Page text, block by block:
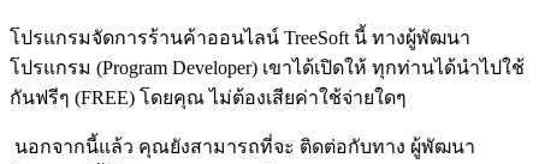
โปรแกรมจัดการร้านค้าออนไลน์ TreeSoft นี้ ทางผู้พัฒนา
โปรแกรม (Program Developer) เขาได้เปิดให้ ทุกท่านได้นำไปใช้
กันฟรีๆ (FREE) โดยคุณ ไม่ต้องเสียค่าใช้จ่ายใดๆ
นอกจากนี้แล้ว คุณยังสามารถที่จะ ติดต่อกับทาง ผู้พัฒนา